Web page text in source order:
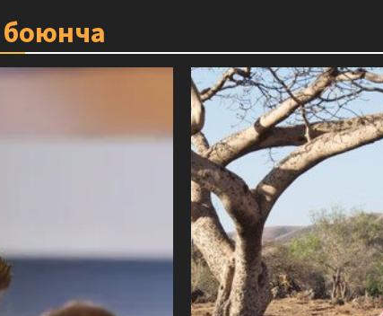
боюнча